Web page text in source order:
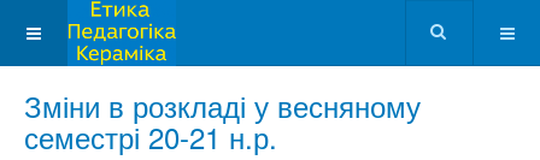
Зміни в розкладі у весняному
семестрі 20-21 н.р.